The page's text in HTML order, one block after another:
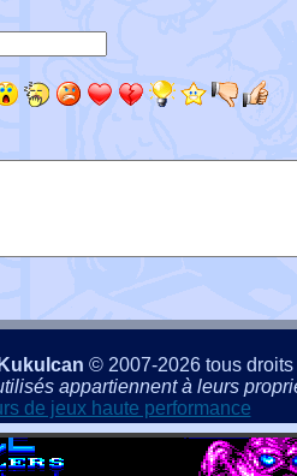
Kukulcan © 2007-2026 tous droits
appartiennent à leurs
de jeux haute performance